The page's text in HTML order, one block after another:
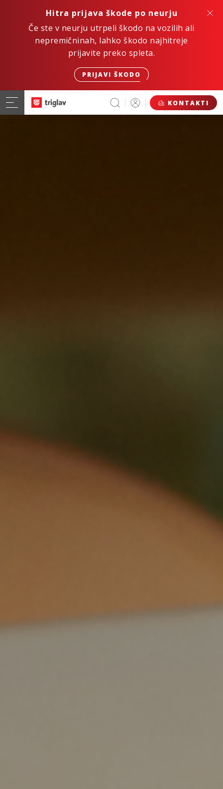
Hitra prijava škode po neurju
Če ste v neurju utrpeli škodo na vozilih ali
nepremičninah, lahko škodo najhitreje
prijavite preko spleta.
PRIJAVI ŠKODO
KONTAKTI